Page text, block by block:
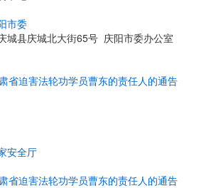
市委
城县庆城北大街65号 庆阳市委办公室
省迫害法轮功学员曹东的责任人的通告
安全厅
省迫害法轮功学员曹东的责任人的通告